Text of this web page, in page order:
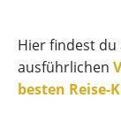
Hier findest
ausführlichen
besten Reise-